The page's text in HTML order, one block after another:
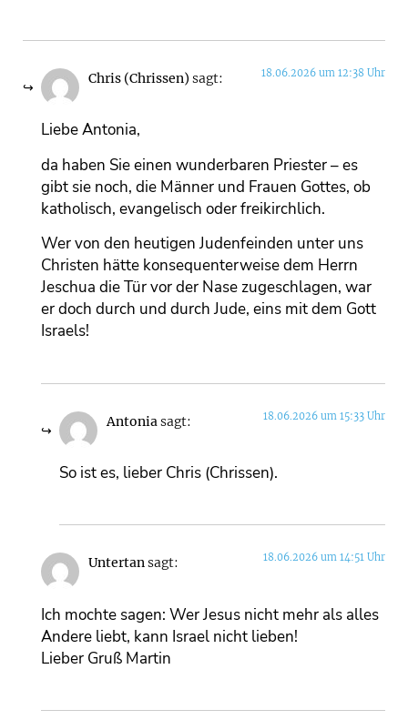
Chris (Chrissen) sagt: 18.06.2026 um 12:38 Uhr
Liebe Antonia,
da haben Sie einen wunderbaren Priester – es
gibt sie noch, die Männer und Frauen Gottes, ob
katholisch, evangelisch oder freikirchlich.
Wer von den heutigen Judenfeinden unter uns
Christen hätte konsequenterweise dem Herrn
Jeschua die Tür vor der Nase zugeschlagen, war
er doch durch und durch Jude, eins mit dem Gott
Israels!
Antoniasagt: 18.06.2026 um 15:33 Uhr
So ist es, lieber Chris (Chrissen).
Untertansagt: 18.06.2026 um 14:51 Uhr
Ich mochte sagen: Wer Jesus nicht mehr als alles
Andere liebt, kann Israel nicht lieben!
Lieber Gruß Martin